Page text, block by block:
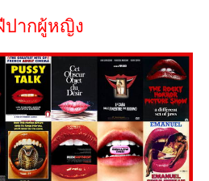
ปากผู้หญิง